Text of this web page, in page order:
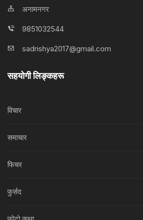
अनामनगर
9851032544
sadrishya2017@gmail.com
सहयोगी लिङ्कहरू
विचार
समाचार
फिचर
फुर्सद